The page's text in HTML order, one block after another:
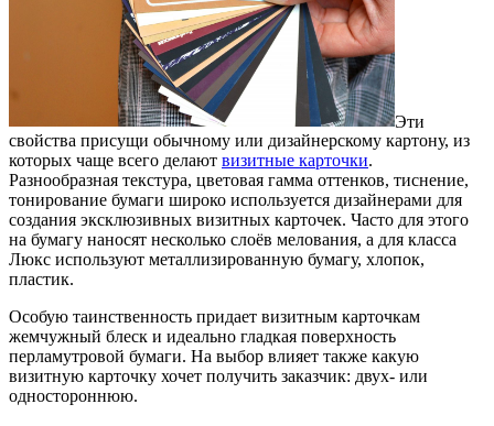
Эти
свойства присущи обычному или дизайнерскому картону, из
которых чаще всего делают визитные карточки.
Разнообразная текстура, цветовая гамма оттенков, тиснение,
тонирование бумаги широко используется дизайнерами для
создания эксклюзивных визитных карточек. Часто для этого
на бумагу наносят несколько слоёв мелования, а для класса
Люкс используют металлизированную бумагу, хлопок,
пластик.
Особую таинственность придает визитным карточкам
жемчужный блеск и идеально гладкая поверхность
перламутровой бумаги. На выбор влияет также какую
визитную карточку хочет получить заказчик: двух- или
одностороннюю.